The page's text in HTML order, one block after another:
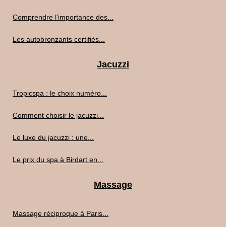
Comprendre l'importance des...
Les autobronzants certifiés...
Jacuzzi
Tropicspa : le choix numéro...
Comment choisir le jacuzzi...
Le luxe du jacuzzi : une...
Le prix du spa à Birdart en...
Massage
Massage réciproque à Paris...